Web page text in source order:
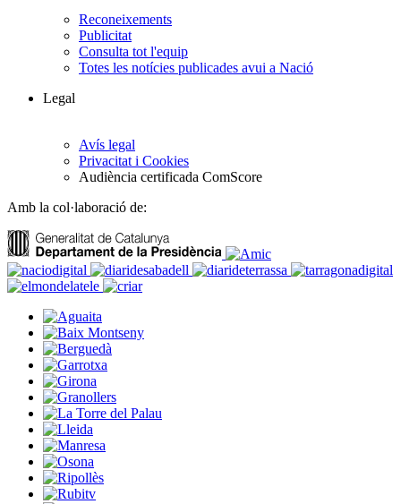
Reconeixements
Publicitat
Consulta tot l'equip
Totes les notícies publicades avui a Nació
Legal
Avís legal
Privacitat i Cookies
Audiència certificada ComScore
Amb la col·laboració de: